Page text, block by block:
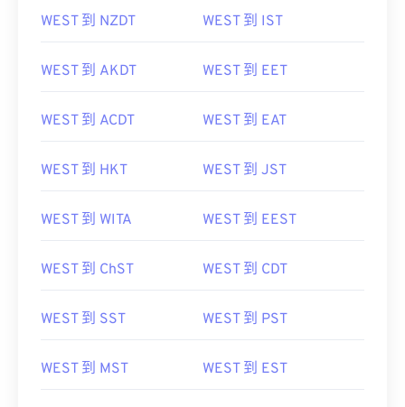
WEST 到 NZDT WEST 到 IST
WEST 到 AKDT WEST 到 EET
WEST 到 ACDT WEST 到 EAT
WEST 到 HKT WEST 到 JST
WEST 到 WITA WEST 到 EEST
WEST 到 ChST WEST 到 CDT
WEST 到 SST WEST 到 PST
WEST 到 MST WEST 到 EST